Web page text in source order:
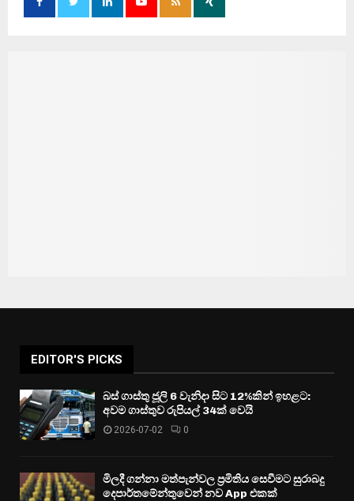
EDITOR'S PICKS
බස් ගාස්තු ජූලි 6 වැනිදා සිට 12%කින් ඉහළට:
අවම ගාස්තුව රුපියල් 34ක් වෙයි
2026-07-02 0
මිලදී ගන්නා මත්පැන්වල ප්‍රමිතිය සෙවීමට සුරාබදු
දෙපාර්තමේන්තුවෙන් නව App එකක්